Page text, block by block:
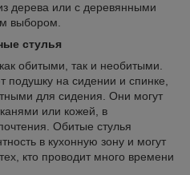
дерева или с деревянными
выбором.
стулья
обитыми, так и необитыми.
на сидении и спинке,
для сидения. Они могут
или кожей, в
Обитые стулья
в кухонную зону и могут
кто проводит много времени